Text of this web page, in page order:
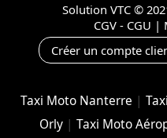
Solution VTC©
CGV - CGU |
Créer un compte
Taxi Moto Nanterre |
Orly |Taxi Moto